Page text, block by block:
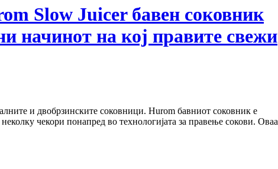
Slow Juicer бавен соковник
начинот на кој правите свежи
и двобрзинските соковници. Hurom бавниот соковник е
чекори понапред во технологијата за правење сокови. Оваа